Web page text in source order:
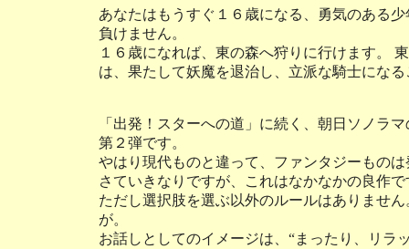
あなたはもうすぐ１６歳になる、勇気のある
負けません。
１６歳になれば、東の森へ狩りに行けます。
は、果たして妖魔を退治し、立派な騎士にな
「出発！スターへの道」に続く、朝日ソノラ
第２弾です。
やはり現代ものと違って、ファンタジーもの
さていきなりですが、これはなかなかの良作で
ただし選択肢を選ぶ以外のルールはありませ
が。
お話しとしてのイメージは、“まったり、リラ